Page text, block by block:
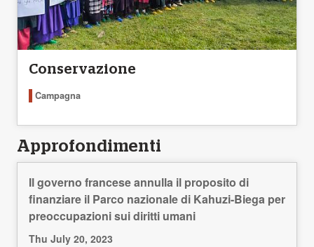
Conservazione
Campagna
Approfondimenti
Il governo francese annulla il proposito di
finanziare il Parco nazionale di Kahuzi-Biega per
preoccupazioni sui diritti umani
Thu July 20, 2023